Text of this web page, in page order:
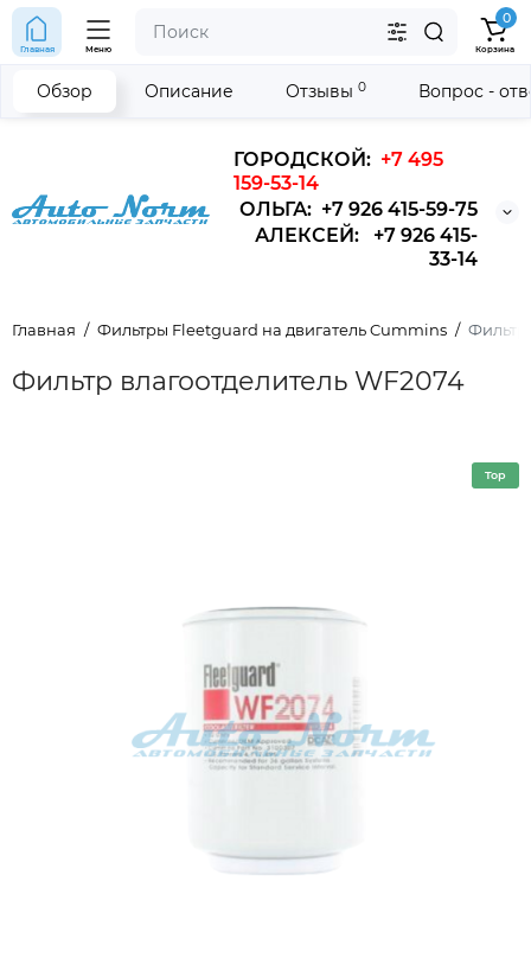
ГОРОДСКОЙ: +7 495
159-53-14
ОЛЬГА: +7 926 415-59-75
АЛЕКСЕЙ: +7 926 415-
33-14
Главная Меню
0
Корзина
Главная Фильтры Fleetguard на двигатель Cummins Фильтр
Фильтр влагоотделитель WF2074
Обзор Описание Отзывы 0 Вопрос -
Top